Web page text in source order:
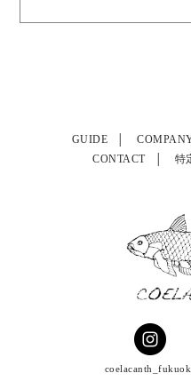
GUIDE
CONTACT
特